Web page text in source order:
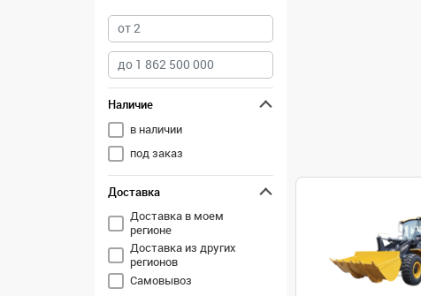
Наличие
в наличии
под заказ
Доставка
Доставка в моем
регионе
Доставка из других
регионов
Самовывоз